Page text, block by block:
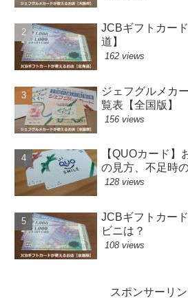
JCBギフトカー
道】
162 views
ジェフグルメカ
覧表【全国版】
156 views
【QUOカード
の見方、不足時
128 views
JCBギフトカー
ビニは？
108 views
スポンサーリン